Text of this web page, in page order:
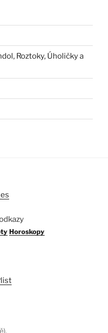
Roztoky, Úholičky a
Horoskopy